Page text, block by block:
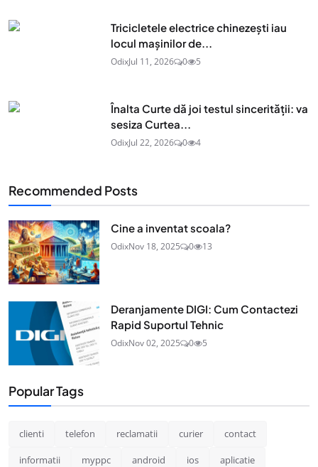
Tricicletele electrice chinezești iau
locul mașinilor de...
OdixJul 11, 2026 0 5
Înalta Curte dă joi testul sincerității: va
sesiza Curtea...
OdixJul 22, 2026 0 4
Recommended Posts
Cine a inventat scoala?
OdixNov 18, 2025 0 13
Deranjamente DIGI: Cum Contactezi
Rapid Suportul Tehnic
OdixNov 02, 2025 0 5
Popular Tags
clienti telefon reclamatii curier contact
informatii myppc android ios aplicatie